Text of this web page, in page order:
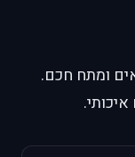
ומתח חכם.